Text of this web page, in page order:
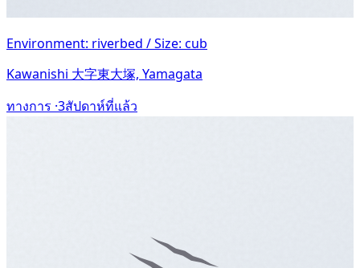
Environment: riverbed / Size: cub
Kawanishi 大字東大塚, Yamagata
ทางการ ·3สัปดาห์ที่แล้ว